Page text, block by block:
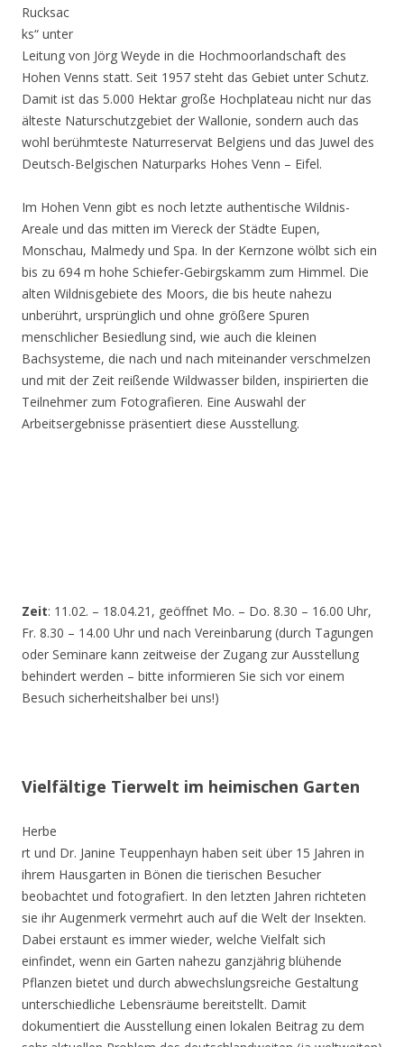
Rucksac
ks“ unter
Leitung von Jörg Weyde in die Hochmoorlandschaft des
Hohen Venns statt. Seit 1957 steht das Gebiet unter Schutz.
Damit ist das 5.000 Hektar große Hochplateau nicht nur das
älteste Naturschutzgebiet der Wallonie, sondern auch das
wohl berühmteste Naturreservat Belgiens und das Juwel des
Deutsch-Belgischen Naturparks Hohes Venn – Eifel.
Im Hohen Venn gibt es noch letzte authentische Wildnis-
Areale und das mitten im Viereck der Städte Eupen,
Monschau, Malmedy und Spa. In der Kernzone wölbt sich ein
bis zu 694 m hohe Schiefer-Gebirgskamm zum Himmel. Die
alten Wildnisgebiete des Moors, die bis heute nahezu
unberührt, ursprünglich und ohne größere Spuren
menschlicher Besiedlung sind, wie auch die kleinen
Bachsysteme, die nach und nach miteinander verschmelzen
und mit der Zeit reißende Wildwasser bilden, inspirierten die
Teilnehmer zum Fotografieren. Eine Auswahl der
Arbeitsergebnisse präsentiert diese Ausstellung.
Zeit: 11.02. – 18.04.21, geöffnet Mo. – Do. 8.30 – 16.00 Uhr,
Fr. 8.30 – 14.00 Uhr und nach Vereinbarung (durch Tagungen
oder Seminare kann zeitweise der Zugang zur Ausstellung
behindert werden – bitte informieren Sie sich vor einem
Besuch sicherheitshalber bei uns!)
Vielfältige Tierwelt im heimischen Garten
Herbe
rt und Dr. Janine Teuppenhayn haben seit über 15 Jahren in
ihrem Hausgarten in Bönen die tierischen Besucher
beobachtet und fotografiert. In den letzten Jahren richteten
sie ihr Augenmerk vermehrt auch auf die Welt der Insekten.
Dabei erstaunt es immer wieder, welche Vielfalt sich
einfindet, wenn ein Garten nahezu ganzjährig blühende
Pflanzen bietet und durch abwechslungsreiche Gestaltung
unterschiedliche Lebensräume bereitstellt. Damit
dokumentiert die Ausstellung einen lokalen Beitrag zu dem